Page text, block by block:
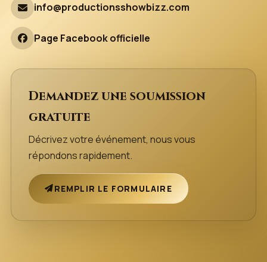
info@productionsshowbizz.com
Page Facebook officielle
Demandez une soumission
gratuite
Décrivez votre événement, nous vous
répondons rapidement.
REMPLIR LE FORMULAIRE